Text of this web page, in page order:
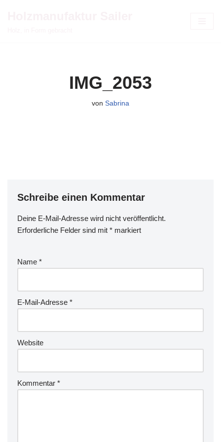
IMG_2053
von Sabrina
Schreibe einen Kommentar
Deine E-Mail-Adresse wird nicht veröffentlicht.
Erforderliche Felder sind mit * markiert
Name *
E-Mail-Adresse *
Website
Kommentar *